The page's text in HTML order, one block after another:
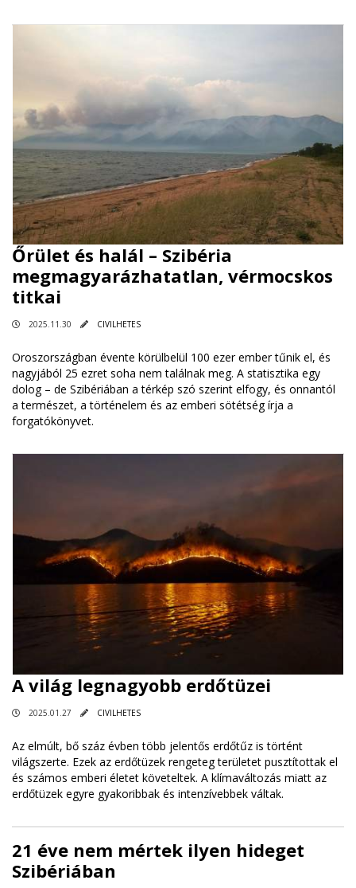
Őrület és halál – Szibéria
megmagyarázhatatlan, vérmocskos
titkai
2025.11.30 CIVILHETES
Oroszországban évente körülbelül 100 ezer ember tűnik el, és
nagyjából 25 ezret soha nem találnak meg. A statisztika egy
dolog – de Szibériában a térkép szó szerint elfogy, és onnantól
a természet, a történelem és az emberi sötétség írja a
forgatókönyvet.
A világ legnagyobb erdőtüzei
2025.01.27 CIVILHETES
Az elmúlt, bő száz évben több jelentős erdőtűz is történt
világszerte. Ezek az erdőtüzek rengeteg területet pusztítottak el
és számos emberi életet követeltek. A klímaváltozás miatt az
erdőtüzek egyre gyakoribbak és intenzívebbek váltak.
21 éve nem mértek ilyen hideget
Szibériában